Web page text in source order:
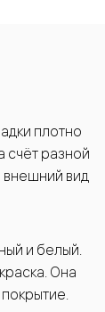
плотно
счёт разной
внешний вид
и белый.
Она